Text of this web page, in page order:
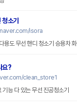
소기
isora
용도 무선 핸디 청소기 승용차
요?
clean_store1
능 다 있는 무선 진공청소기